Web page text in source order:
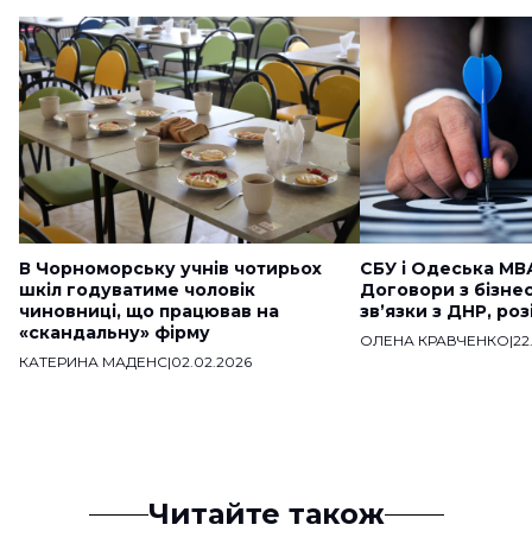
В Чорноморську учнів чотирьох
шкіл годуватиме чоловік
чиновниці, що працював на
«скандальну» фірму
КАТЕРИНА МАДЕНС|02.02.2026
СБУ і Одеська
Договори з
звʼязки з ДНР,
ОЛЕНА КРАВЧЕНКО|
Читайте також